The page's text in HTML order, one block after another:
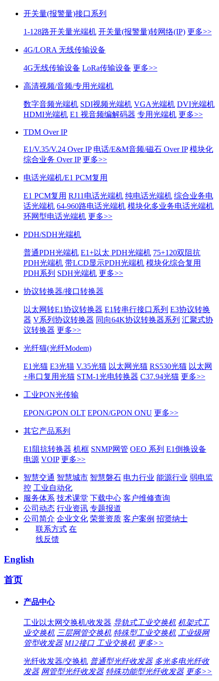
开关量(报警量)接口系列
1-128路开关量光端机 开关量(报警量)转网络(IP) 更多>>
4G/LORA 无线传输设备
4G无线传输设备 LoRa传输设备 更多>>
高清视频/音频/专用光端机
数字音频光端机 SDI视频光端机 VGA光端机 DVI光端机
HDMI光端机 E1 视音频编解码器 专用光端机 更多>>
TDM Over IP
E1/V.35/V.24 Over IP 电话/E&M音频/磁石 Over IP 模块化
综合业务 Over IP 更多>>
电话光端机/E1 PCM复用
E1 PCM复用 RJ11电话光端机 纯电话光端机 综合业务电
话光端机 64-960路电话光端机 模块化多业务电话光端机
环网型电话光端机 更多>>
PDH/SDH光端机
普通PDH光端机 E1+以太 PDH光端机 75+120双阻抗
PDH光端机 带LCD显示PDH光端机 模块化综合复用
PDH系列 SDH光端机 更多>>
协议转换器/接口转换器
以太网转E1协议转换器 E1转串行接口系列 E3协议转换
器 V系列协议转换器 同向64K协议转换器系列 汇聚式协
议转换器 更多>>
光纤猫(光纤Modem)
E1光猫 E3光猫 V.35光猫 以太网光猫 RS530光猫 以太网
+串口复用光猫 STM-1光电转换器 C37.94光猫 更多>>
工业PON光传输
EPON/GPON OLT EPON/GPON ONU 更多>>
其它产品系列
E1阻抗转换器 机框 SNMP网管 OEO 系列 E1倒换设备
电源 VOIP 更多>>
智慧交通 智慧城市 智慧磐石 电力行业 能源行业 弱电监
控 工业自动化
服务体系 技术课堂 下载中心 客户维修查询
公司动态 行业资讯 专题报道
公司简介 企业文化 荣誉资质 客户案例 招贤纳士
联系方式 在
线反馈
English
首页
产品中心
工业以太网交换机/收发器 导轨式工业交换机 机架式工
业交换机 三层网管交换机 特殊型工业交换机 工业级网
管型收发器 M12接口 工业交换机 更多>>
光纤收发器/交换机 普通型光纤收发器 多光多电光纤收
发器 网管型光纤收发器 特殊功能型光纤收发器 更多>>